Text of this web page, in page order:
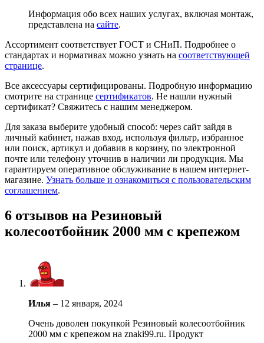
Информация обо всех наших услугах, включая монтаж,
представлена на сайте.
Ассортимент соответствует ГОСТ и СНиП. Подробнее о
стандартах и нормативах можно узнать на соответствующей
странице.
Все аксессуары сертифицированы. Подробную информацию
смотрите на странице сертификатов. Не нашли нужный
сертификат? Свяжитесь с нашим менеджером.
Для заказа выберите удобный способ: через сайт зайдя в
личный кабинет, нажав вход, используя фильтр, избранное
или поиск, артикул и добавив в корзину, по электронной
почте или телефону уточнив в наличии ли продукция. Мы
гарантируем оперативное обслуживание в нашем интернет-
магазине. Узнать больше и ознакомиться с пользовательским
соглашением.
6 отзывов на Резиновый
колесоотбойник 2000 мм с крепежом
Илья – 12 января, 2024
Очень доволен покупкой Резиновый колесоотбойник
2000 мм с крепежом на znaki99.ru. Продукт